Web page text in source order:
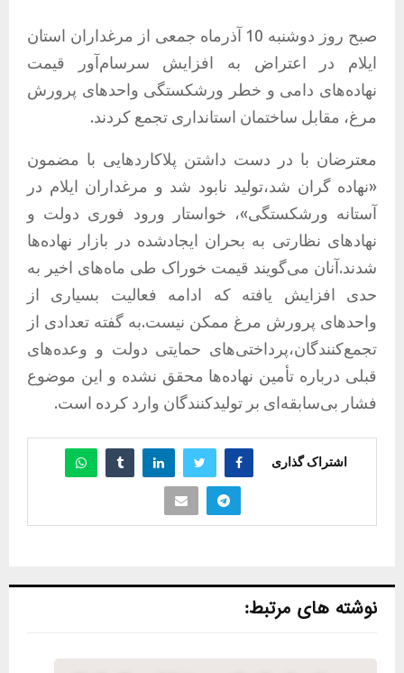
صبح روز دوشنبه 10 آذرماه جمعی از مرغداران استان
ایلام در اعتراض به افزایش سرسام‌آور قیمت
نهاده‌های دامی و خطر ورشکستگی واحدهای پرورش
مرغ، مقابل ساختمان استانداری تجمع کردند.
معترضان با در دست داشتن پلاکاردهایی با مضمون
«نهاده گران شد،تولید نابود شد و مرغداران ایلام در
آستانه ورشکستگی»، خواستار ورود فوری دولت و
نهادهای نظارتی به بحران ایجادشده در بازار نهاده‌ها
شدند.آنان می‌گویند قیمت خوراک طی ماه‌های اخیر به
حدی افزایش یافته که ادامه فعالیت بسیاری از
واحدهای پرورش مرغ ممکن نیست.به گفته تعدادی از
تجمع‌کنندگان،پرداختی‌های حمایتی دولت و وعده‌های
قبلی درباره تأمین نهاده‌ها محقق نشده و این موضوع
فشار بی‌سابقه‌ای بر تولیدکنندگان وارد کرده است.
اشتراک گذاری
نوشته های مرتبط: